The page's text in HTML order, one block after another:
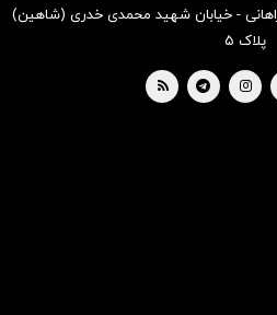
- خیابان شهید محمدی خدری (شاهین)
پلاک ۵